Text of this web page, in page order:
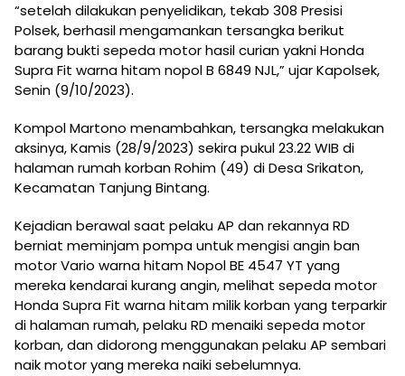
“setelah dilakukan penyelidikan, tekab 308 Presisi
Polsek, berhasil mengamankan tersangka berikut
barang bukti sepeda motor hasil curian yakni Honda
Supra Fit warna hitam nopol B 6849 NJL,” ujar Kapolsek,
Senin (9/10/2023).
Kompol Martono menambahkan, tersangka melakukan
aksinya, Kamis (28/9/2023) sekira pukul 23.22 WIB di
halaman rumah korban Rohim (49) di Desa Srikaton,
Kecamatan Tanjung Bintang.
Kejadian berawal saat pelaku AP dan rekannya RD
berniat meminjam pompa untuk mengisi angin ban
motor Vario warna hitam Nopol BE 4547 YT yang
mereka kendarai kurang angin, melihat sepeda motor
Honda Supra Fit warna hitam milik korban yang terparkir
di halaman rumah, pelaku RD menaiki sepeda motor
korban, dan didorong menggunakan pelaku AP sembari
naik motor yang mereka naiki sebelumnya.